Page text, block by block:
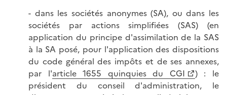
- dans les sociétés anonymes (SA), ou dans les
sociétés par actions simplifiées (SAS) (en
application du principe d'assimilation de la SAS
à la SA posé, pour l'application des dispositions
du code général des impôts et de ses annexes,
par l'article 1655 quinquies du CGI
) : le
président du conseil d'administration, le